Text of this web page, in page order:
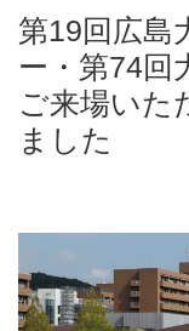
第19回広島
ー・第74回
ご来場いた
ました